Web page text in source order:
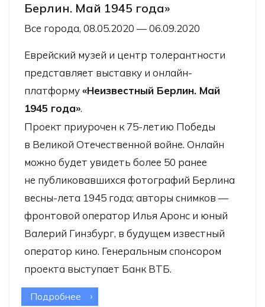
Берлин. Май 1945 года»
Все города, 08.05.2020 — 06.09.2020
Еврейский музей и центр толерантности
представляет выставку и онлайн-
платформу«Неизвестный Берлин. Май
1945 года».
Проект приурочен к 75-летию Победы
в Великой Отечественной войне. Онлайн
можно будет увидеть более 50 ранее
не публиковавшихся фотографий Берлина
весны-лета 1945 года; авторы снимков —
фронтовой оператор Илья Аронс и юный
Валерий Гинзбург, в будущем известный
оператор кино. Генеральным спонсором
проекта выступает Банк ВТБ.
Подробнее о Онлайн-выставка «Неизвестный